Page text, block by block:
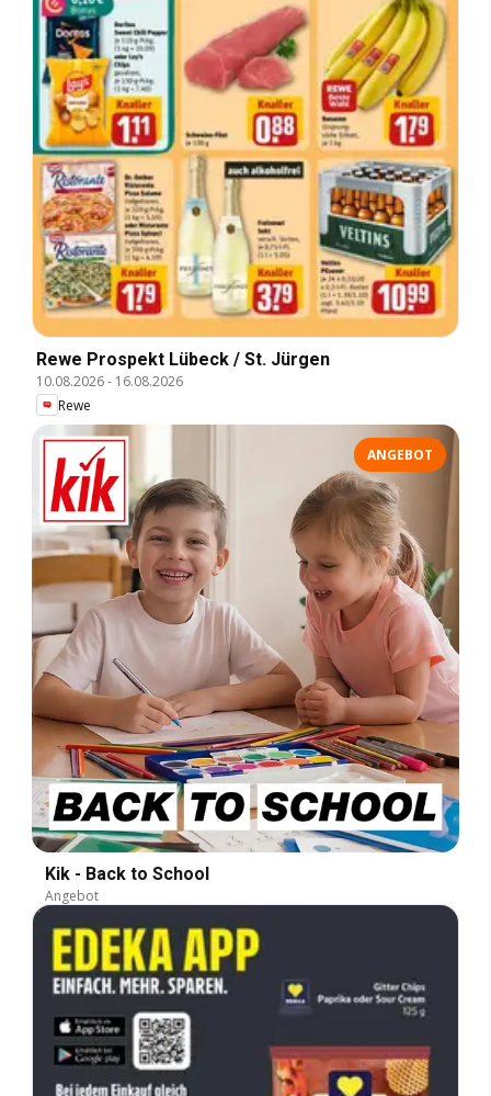
Rewe Prospekt Lübeck / St. Jürgen
10.08.2026- 16.08.2026
Rewe
ANGEBOT
Kik - Back to School
Angebot